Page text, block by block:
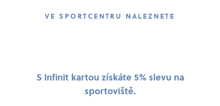
VE SPORTCENTRU NALEZNETE
S Infinit kartou získáte 5% slevu na
sportoviště.